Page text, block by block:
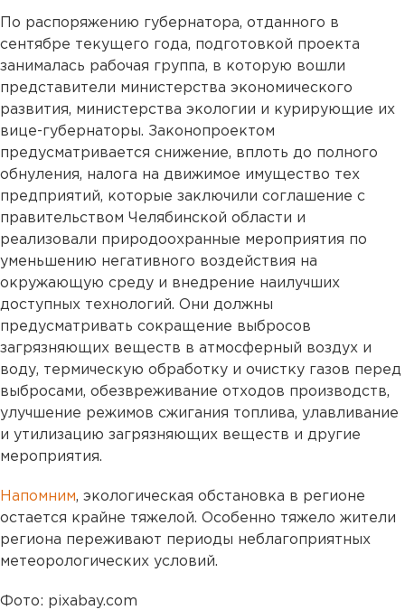
По распоряжению губернатора, отданного в
сентябре текущего года, подготовкой проекта
занималась рабочая группа, в которую вошли
представители министерства экономического
развития, министерства экологии и курирующие их
вице-губернаторы. Законопроектом
предусматривается снижение, вплоть до полного
обнуления, налога на движимое имущество тех
предприятий, которые заключили соглашение с
правительством Челябинской области и
реализовали природоохранные мероприятия по
уменьшению негативного воздействия на
окружающую среду и внедрение наилучших
доступных технологий. Они должны
предусматривать сокращение выбросов
загрязняющих веществ в атмосферный воздух и
воду, термическую обработку и очистку газов перед
выбросами, обезвреживание отходов производств,
улучшение режимов сжигания топлива, улавливание
и утилизацию загрязняющих веществ и другие
мероприятия.
Напомним, экологическая обстановка в регионе
остается крайне тяжелой. Особенно тяжело жители
региона переживают периоды неблагоприятных
метеорологических условий.
Фото: pixabay.com